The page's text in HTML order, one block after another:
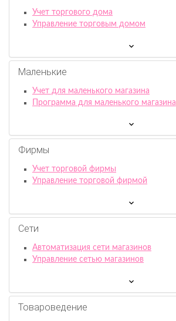
Учет торгового дома
Управление торговым домом
Маленькие
Учет для маленького магазина
Программа для маленького магазина
Фирмы
Учет торговой фирмы
Управление торговой фирмой
Сети
Автоматизация сети магазинов
Управление сетью магазинов
Товароведение